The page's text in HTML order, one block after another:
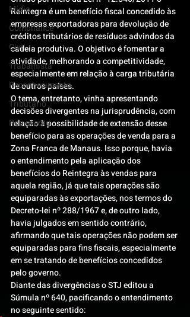
Mídia
Compliance
Civil
Trabalhista
Reconhecimento
Tributário
Pós-evento
Reintegra é um benefício fiscal concedido às
empresas exportadoras para devolução de
créditos tributários de resíduos advindos da
cadeia produtiva. O objetivo é fomentar a
atividade, melhorando a competitividade,
especialmente em relação à carga tributária
de outros países.
O tema, entretanto, vinha apresentando
decisões divergentes na jurisprudência, com
relação à possibilidade de extensão desse
benefício para as operações de venda para a
Zona Franca de Manaus. Isso porque, havia
o entendimento pela aplicação dos
benefícios do Reintegra às vendas para
aquela região, já que tais operações são
equiparadas às exportações, nos termos do
Decreto-lei nº 288/1967 e, de outro lado,
havia julgados em sentido contrário,
afirmando que tais operações não podem ser
equiparadas para fins fiscais, especialmente
em se tratando de benefícios concedidos
pelo governo.
Diante das divergências o STJ editou a
Súmula nº 640, pacificando o entendimento
no seguinte sentido: